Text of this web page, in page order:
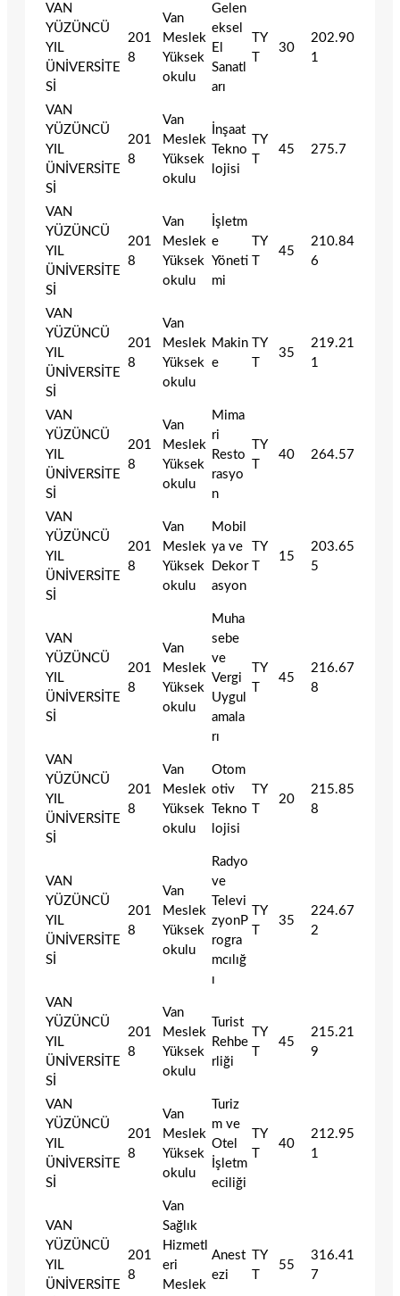
VAN
YÜZÜNCÜ
YIL
ÜNİVERSİTE
Sİ
201
8
Van
Meslek
Yüksek
okulu
Gelen
eksel
El
Sanatl
arı
TY
T
30
202.90
1
VAN
YÜZÜNCÜ
YIL
ÜNİVERSİTE
Sİ
201
8
Van
Meslek
Yüksek
okulu
İnşaat
Tekno
lojisi
TY
T
45 275.7
VAN
YÜZÜNCÜ
YIL
ÜNİVERSİTE
Sİ
201
8
Van
Meslek
Yüksek
okulu
İşletm
e
Yöneti
mi
TY
T
45
210.84
6
VAN
YÜZÜNCÜ
YIL
ÜNİVERSİTE
Sİ
201
8
Van
Meslek
Yüksek
okulu
Makin
e
TY
T
35
219.21
1
VAN
YÜZÜNCÜ
YIL
ÜNİVERSİTE
Sİ
201
8
Van
Meslek
Yüksek
okulu
Mima
ri
Resto
rasyo
n
TY
T
40 264.57
VAN
YÜZÜNCÜ
YIL
ÜNİVERSİTE
Sİ
201
8
Van
Meslek
Yüksek
okulu
Mobil
ya ve
Dekor
asyon
TY
T
15
203.65
5
VAN
YÜZÜNCÜ
YIL
ÜNİVERSİTE
Sİ
201
8
Van
Meslek
Yüksek
okulu
Muha
sebe
ve
Vergi
Uygul
amala
rı
TY
T
45
216.67
8
VAN
YÜZÜNCÜ
YIL
ÜNİVERSİTE
Sİ
201
8
Van
Meslek
Yüksek
okulu
Otom
otiv
Tekno
lojisi
TY
T
20
215.85
8
VAN
YÜZÜNCÜ
YIL
ÜNİVERSİTE
Sİ
201
8
Van
Meslek
Yüksek
okulu
Radyo
ve
Televi
zyonP
rogra
mcılığ
ı
TY
T
35
224.67
2
VAN
YÜZÜNCÜ
YIL
ÜNİVERSİTE
Sİ
201
8
Van
Meslek
Yüksek
okulu
Turist
Rehbe
rliği
TY
T
45
215.21
9
VAN
YÜZÜNCÜ
YIL
ÜNİVERSİTE
Sİ
201
8
Van
Meslek
Yüksek
okulu
Turiz
m ve
Otel
İşletm
eciliği
TY
T
40
212.95
1
VAN
YÜZÜNCÜ
YIL
ÜNİVERSİTE
201
8
Van
Sağlık
Hizmetl
eri
Meslek
Anest
ezi
TY
T
55
316.41
7